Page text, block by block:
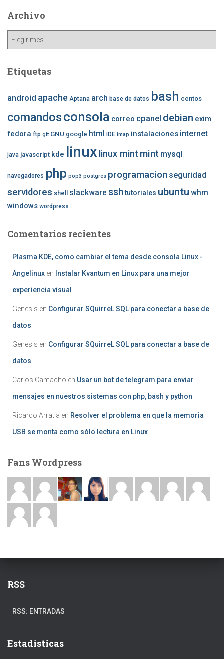
Archivo
Archivo
Etiquetas
android apache Aptana arch base de datos bash centos
comandosconsola correo cpanel debian exim
fedora ftp git GNU google html IDE imap instalaciones internet
java javascript kde linux linux mint mint mysql
navegadores php pop3 postgres programacion seguridad
servidores shell slackware sshtutoriales ubuntu whm
windows wordpress
Comentarios recientes
Plasma KDE, como cambiar el tema desde consola Linux -
Angelinux en Instalar Kvantum en Linux para una mejor
experiencia visual
Genesis en Configurar SQuirreL SQL para conectar a base de
datos
Genesis en Configurar SQuirreL SQL para conectar a base de
datos
Carlos Camacho en Usar un bot de telegram para enviar
mensajes en nuestros sistemas con php, bash y python
Ricardo Arratia en Resolver el problema en que la memoria
USB se monta como sólo lectura en Linux
Fans Wordpress
RSS
RSS: ENTRADAS
Estadísticas